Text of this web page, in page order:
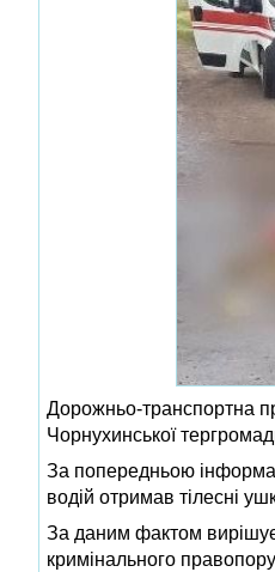
Дорожньо-транспортна
Чорнухинської
За попередньою
водій отримав тілесні
За даним фактом
кримінального